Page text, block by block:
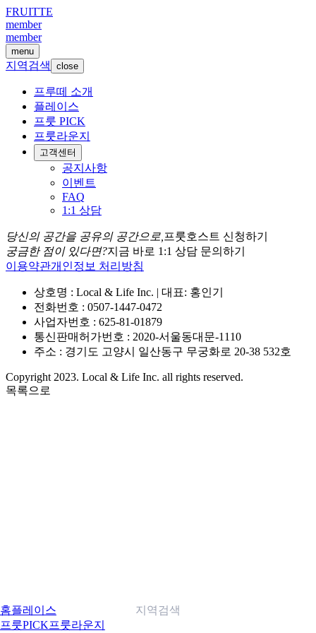
FRUITTE
member
member
menu
지역검색 close
프루떼 소개
플레이스
프룻 PICK
프룻라운지
고객센터
공지사항
이벤트
FAQ
1:1 상담
당신의 공간을 공유의 공간으로, 프룻호스트 신청하기
궁금한 점이 있다면?지금 바로 1:1 상담 문의하기
이용약관개인정보 처리방침
상호명 : Local & Life Inc. | 대표: 홍인기
전화번호 : 0507-1447-0472
사업자번호 : 625-81-01879
통신판매허가번호 : 2020-서울동대문-1110
주소 : 경기도 고양시 일산동구 무궁화로 20-38 532호
Copyright 2023. Local & Life Inc. all rights reserved.
목록으로
홈플레이스
프룻PICK프룻라운지
지역검색